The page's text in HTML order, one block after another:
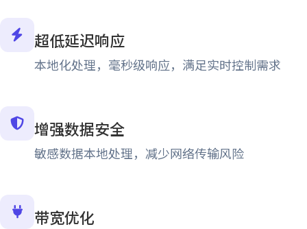
超低延迟响应
本地化处理，毫秒级响应，满足实时控制需求
增强数据安全
敏感数据本地处理，减少网络传输风险
带宽优化